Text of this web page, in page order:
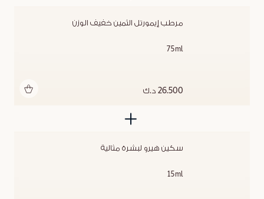
مرطب إيمورتل الثمين خفيف الوزن
75ml
26.500 د.ك
سكين هيرو لبشرة مثالية
15ml